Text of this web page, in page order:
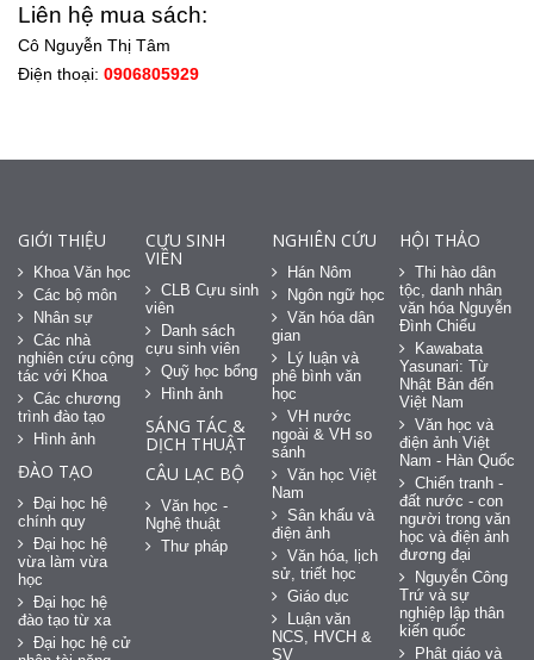
Liên hệ mua sách:
Cô Nguyễn Thị Tâm
Điện thoại: 0906805929
GIỚI THIỆU
Khoa Văn học
Các bộ môn
Nhân sự
Các nhà
nghiên cứu cộng
tác với Khoa
Các chương
trình đào tạo
Hình ảnh
ĐÀO TẠO
Đại học hệ
chính quy
Đại học hệ
vừa làm vừa
học
Đại học hệ
đào tạo từ xa
Đại học hệ cử
CỰU SINH
VIÊN
CLB Cựu sinh
viên
Danh sách
cựu sinh viên
Quỹ học bổng
Hình ảnh
SÁNG TÁC &
DỊCH THUẬT
CÂU LẠC BỘ
Văn học -
Nghệ thuật
Thư pháp
NGHIÊN CỨU
Hán Nôm
Ngôn ngữ học
Văn hóa dân
gian
Lý luận và
phê bình văn
học
VH nước
ngoài & VH so
sánh
Văn học Việt
Nam
Sân khấu và
điện ảnh
Văn hóa, lịch
sử, triết học
Giáo dục
Luận văn
NCS, HVCH &
SV
HỘI THẢO
Thi hào dân
tộc, danh nhân
văn hóa Nguyễn
Đình Chiểu
Kawabata
Yasunari: Từ
Nhật Bản đến
Việt Nam
Văn học và
điện ảnh Việt
Nam - Hàn Quốc
Chiến tranh -
đất nước - con
người trong văn
học và điện ảnh
đương đại
Nguyễn Công
Trứ và sự
nghiệp lập thân
kiến quốc
Phật giáo và